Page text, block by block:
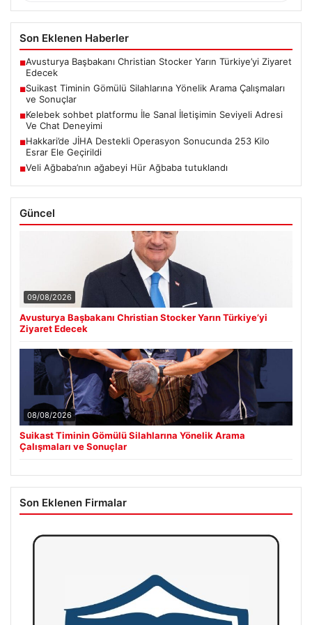
Son Eklenen Haberler
■Avusturya Başbakanı Christian Stocker Yarın Türkiye’yi Ziyaret
Edecek
■Suikast Timinin Gömülü Silahlarına Yönelik Arama Çalışmaları
ve Sonuçlar
■Kelebek sohbet platformu İle Sanal İletişimin Seviyeli Adresi
Ve Chat Deneyimi
■Hakkari’de JİHA Destekli Operasyon Sonucunda 253 Kilo
Esrar Ele Geçirildi
■Veli Ağbaba’nın ağabeyi Hür Ağbaba tutuklandı
Güncel
09/08/2026
Avusturya Başbakanı Christian Stocker Yarın Türkiye’yi
Ziyaret Edecek
08/08/2026
Suikast Timinin Gömülü Silahlarına Yönelik Arama
Çalışmaları ve Sonuçlar
Son Eklenen Firmalar